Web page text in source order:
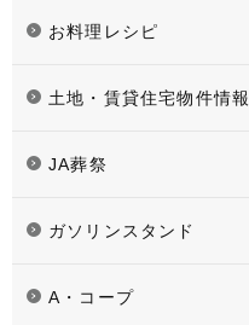
お料理レシピ
土地・賃貸住宅物件情報
JA葬祭
ガソリンスタンド
A・コープ